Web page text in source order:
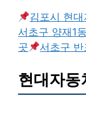
김포시 현
서초구 양재1
곳
서초구
현대자동